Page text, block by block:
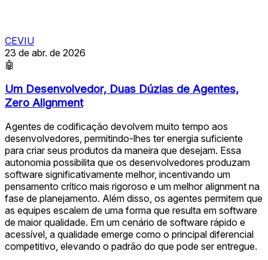
CEVIU
23 de abr. de 2026
🤖
Um Desenvolvedor, Duas Dúzias de Agentes,
Zero Alignment
Agentes de codificação devolvem muito tempo aos
desenvolvedores, permitindo-lhes ter energia suficiente
para criar seus produtos da maneira que desejam. Essa
autonomia possibilita que os desenvolvedores produzam
software significativamente melhor, incentivando um
pensamento crítico mais rigoroso e um melhor alignment na
fase de planejamento. Além disso, os agentes permitem que
as equipes escalem de uma forma que resulta em software
de maior qualidade. Em um cenário de software rápido e
acessível, a qualidade emerge como o principal diferencial
competitivo, elevando o padrão do que pode ser entregue.